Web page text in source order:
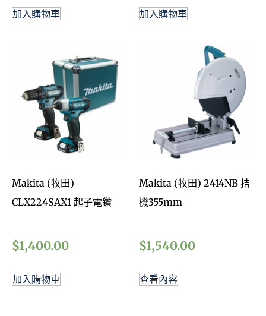
加入購物車 加入購物車
Makita (牧田)
CLX224SAX1 起子電鑽
$1,400.00
加入購物車
Makita (牧田) 2414NB 拮
機355mm
$1,540.00
查看內容